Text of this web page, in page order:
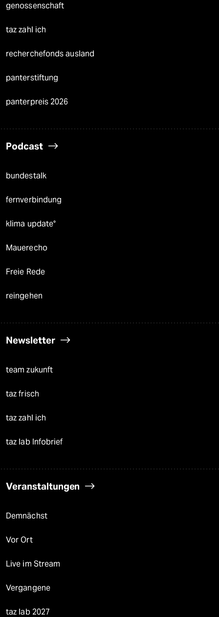
genossenschaft
taz zahl ich
recherchefonds ausland
panterstiftung
panterpreis 2026
Podcast
bundestalk
fernverbindung
klima update°
Mauerecho
Freie Rede
reingehen
Newsletter
team zukunft
taz frisch
taz zahl ich
taz lab Infobrief
Veranstaltungen
Demnächst
Vor Ort
Live im Stream
Vergangene
taz lab 2027